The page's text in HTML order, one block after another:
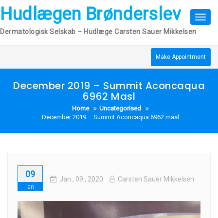
toHudlægen Brønderslev
Dermatologisk Selskab – Hudlæge Carsten Sauer Mikkelsen
Make Appointment
December 2019 – Summit Aconcaqua
6962 Masl
Home
Uncategorised
December 2019 – Summit Aconcaqua 6962 masl
09
jan
Jan , 09 , 2020 Carsten Sauer Mikkelsen